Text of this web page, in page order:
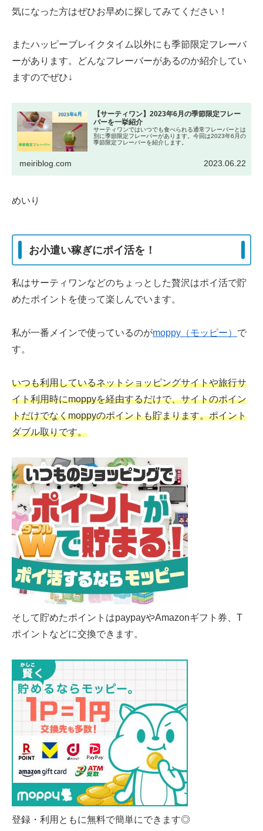
気になった方はぜひお早めに探してみてください！
またハッピーブレイクタイム以外にも季節限定フレーバ
ーがあります。どんなフレーバーがあるのか紹介してい
ますのでぜひ↓
【サーティワン】2023年6月の季節限定フレー
バーを一挙紹介
サーティワンではいつでも食べられる通常フレーバーとは
別に季節限定フレーバーがあります。今回は2023年6月の
季節限定フレーバーを紹介します。
meiriblog.com 2023.06.22
めいり
お小遣い稼ぎにポイ活を！
私はサーティワンなどのちょっとした贅沢はポイ活で貯
めたポイントを使って楽しんでいます。
私が一番メインで使っているのがmoppy（モッピー） で
す。
いつも利用しているネットショッピングサイトや旅行サ
イト利用時にmoppyを経由するだけで、サイトのポイン
トだけでなくmoppyのポイントも貯まります。ポイント
ダブル取りです。
そして貯めたポイントはpaypayやAmazonギフト券、T
ポイントなどに交換できます。
登録・利用ともに無料で簡単にできます◎